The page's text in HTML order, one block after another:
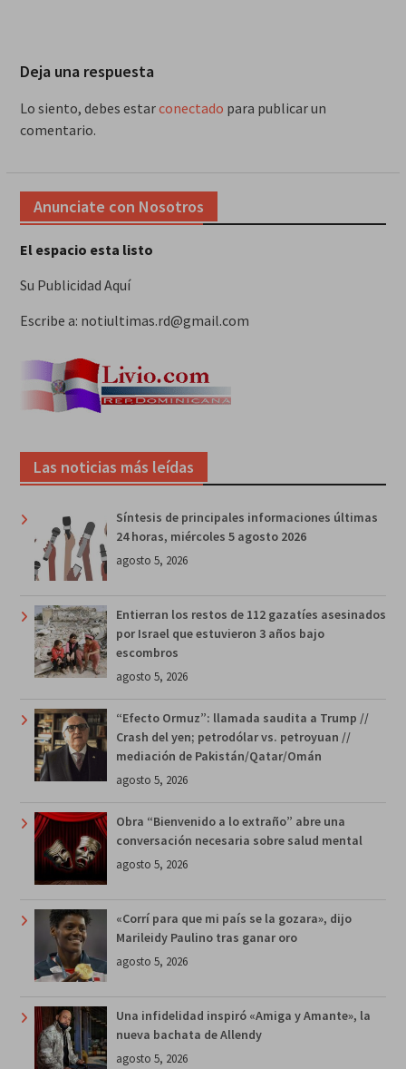
Deja una respuesta
Lo siento, debes estarconectado para publicar un
comentario.
Anunciate con Nosotros
El espacio esta listo
Su Publicidad Aquí
Escribe a: notiultimas.rd@gmail.com
Las noticias más leídas
Síntesis de principales informaciones últimas
24 horas, miércoles 5 agosto 2026
agosto 5, 2026
Entierran los restos de 112 gazatíes asesinados
por Israel que estuvieron 3 años bajo
escombros
agosto 5, 2026
“Efecto Ormuz”: llamada saudita a Trump //
Crash del yen; petrodólar vs. petroyuan //
mediación de Pakistán/Qatar/Omán
agosto 5, 2026
Obra “Bienvenido a lo extraño” abre una
conversación necesaria sobre salud mental
agosto 5, 2026
«Corrí para que mi país se la gozara», dijo
Marileidy Paulino tras ganar oro
agosto 5, 2026
Una infidelidad inspiró «Amiga y Amante», la
nueva bachata de Allendy
agosto 5, 2026